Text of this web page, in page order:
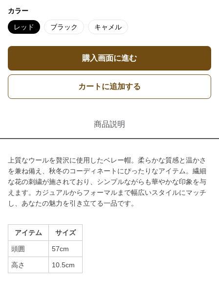
カラー
レッド ブラック キャメル
購入画面に進む
カートに追加する
商品説明
上質なウールを贅沢に使用したベレー帽。柔らかな質感と温かさ
を兼ね備え、秋冬のコーディネートにぴったりなアイテム。繊細
な花の刺繍が施されており、シンプルながらも華やかな印象を与
えます。カジュアルからフォーマルまで幅広いスタイルにマッチ
し、あなたの魅力を引き立てる一品です。
アイテム サイズ
頭囲 57cm
高さ 10.5cm